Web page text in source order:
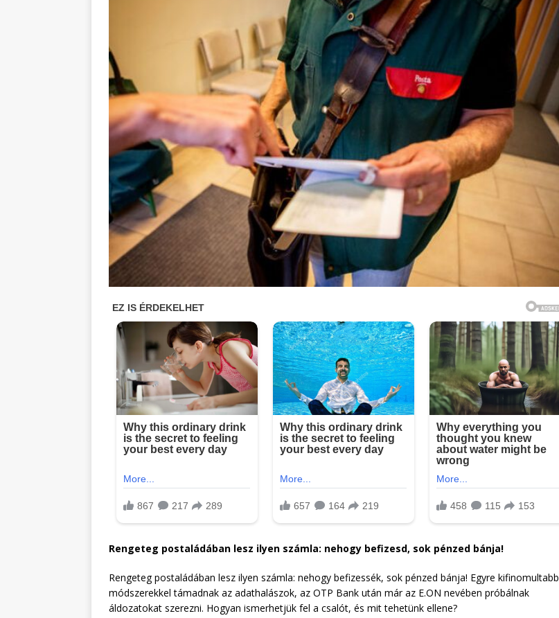
Rengeteg postaládában lesz ilyen számla: nehogy befizesd, sok pénzed bánja!
Rengeteg postaládában lesz ilyen számla: nehogy befizessék, sok pénzed bánja! Egyre kifinomultabb
módszerekkel támadnak az adathalászok, az OTP Bank után már az E.ON nevében próbálnak
áldozatokat szerezni. Hogyan ismerhetjük fel a csalót, és mit tehetünk ellene?